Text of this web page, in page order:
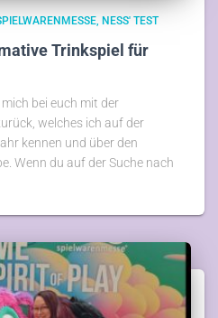
NESS' TEST
Trinkspiel für
bei euch mit der
welches ich auf der
kennen und über den
Wenn du auf der Suche nach